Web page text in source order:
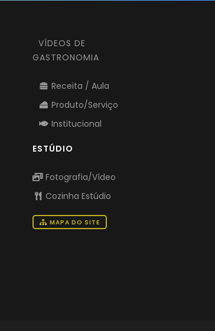
VÍDEOS DE
GASTRONOMIA
Receita / Aula
Produto/Serviço
Institucional
ESTÚDIO
Fotografia/Vídeo
Cozinha Estúdio
MAPA DO SITE